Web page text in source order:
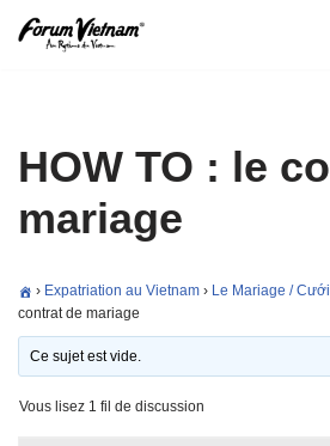
HOW TO : le
mariage
› Expatriation au Vietnam › Le Mariage /
contrat de mariage
Ce sujet est vide.
Vous lisez 1 fil de discussion